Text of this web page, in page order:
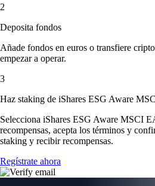
2
Deposita fondos
Añade fondos en euros o transfiere
empezar a operar.
3
Haz staking de iShares ESG Aware
Selecciona iShares ESG Aware MSCI
recompensas, acepta los términos y
staking y recibir recompensas.
Regístrate ahora